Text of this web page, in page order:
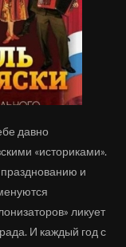
давно
«историками».
празднованию и
ликует
И каждый год с